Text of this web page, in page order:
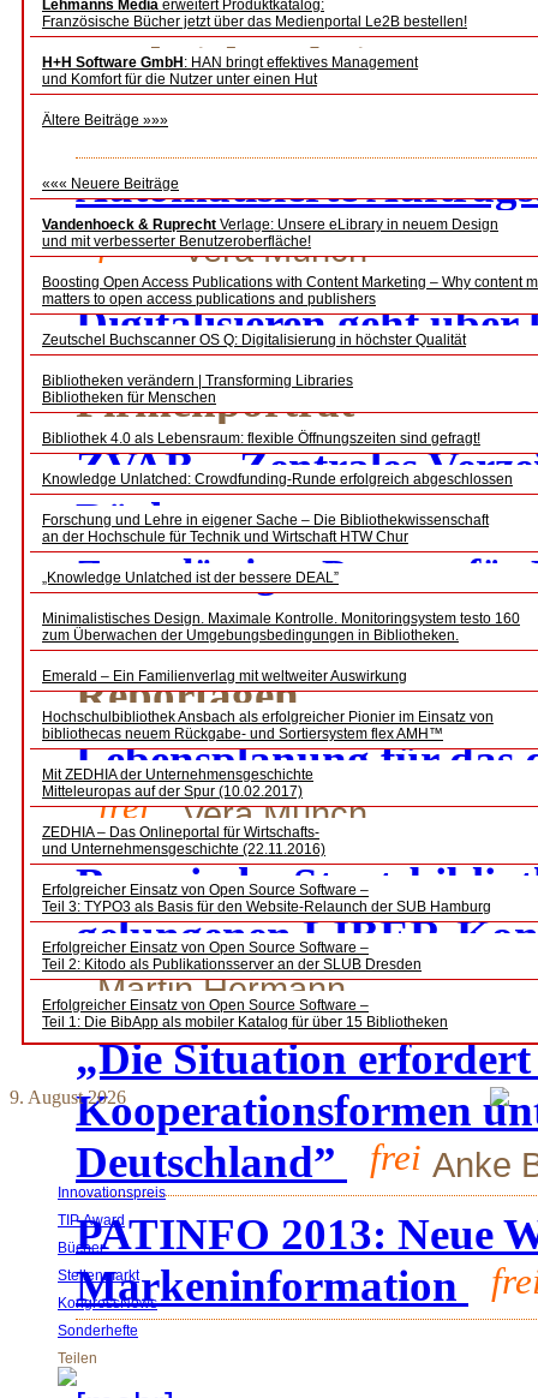
Lehmanns Media erweitert Produktkatalog:
Französische Bücher jetzt über das Medienportal Le2B bestellen!
H+H Software GmbH : HAN bringt effektives Management
und Komfort für die Nutzer unter einen Hut
Ältere Beiträge »»»
««« Neuere Beiträge
Vandenhoeck & Ruprecht Verlage: Unsere eLibrary in neuem Design
und mit verbesserter Benutzeroberfläche!
Boosting Open Access Publications with Content Marketing – Why content
matters to open access publications and publishers
Zeutschel Buchscanner OS Q: Digitalisierung in höchster Qualität
Bibliotheken verändern | Transforming Libraries
Bibliotheken für Menschen
Bibliothek 4.0 als Lebensraum: flexible Öffnungszeiten sind gefragt!
Knowledge Unlatched: Crowdfunding-Runde erfolgreich abgeschlossen
Forschung und Lehre in eigener Sache – Die Bibliothekwissenschaft
an der Hochschule für Technik und Wirtschaft HTW Chur
„Knowledge Unlatched ist der bessere DEAL”
Minimalistisches Design. Maximale Kontrolle. Monitoringsystem testo 160
zum Überwachen der Umgebungsbedingungen in Bibliotheken.
Emerald – Ein Familienverlag mit weltweiter Auswirkung
Hochschulbibliothek Ansbach als erfolgreicher Pionier im Einsatz von
bibliothecas neuem Rückgabe- und Sortiersystem flex AMH™
Mit ZEDHIA der Unternehmensgeschichte
Mitteleuropas auf der Spur (10.02.2017)
ZEDHIA – Das Onlineportal für Wirtschafts-
und Unternehmensgeschichte (22.11.2016)
Erfolgreicher Einsatz von Open Source Software –
Teil 3: TYPO3 als Basis für den Website-Relaunch der SUB Hamburg
Erfolgreicher Einsatz von Open Source Software –
Teil 2: Kitodo als Publikationsserver an der SLUB Dresden
Erfolgreicher Einsatz von Open Source Software –
Teil 1: Die BibApp als mobiler Katalog für über 15 Bibliotheken
9. August 2026
Innovationspreis
TIP Award
Bücher
Stellenmarkt
KongressNews
Sonderhefte
Teilen
Nachrichtenbeiträge
Projektmanagement in der bibliothekarischen Praxis
Automatisierte
frei Vera Münch
Digitalisieren geht
Firmenporträt
ZVAB – Zentrales
Bücher
Zuverlässiger Partner
Charlotte Lacroix
Reportagen
Lebensplanung für
frei Vera Münch
Bayerische
gelungenen LIBER-
Martin Hermann
„Die Situation
Kooperationsformen
Deutschland”
frei Anke
PATINFO 2013: Neue
Markeninformation